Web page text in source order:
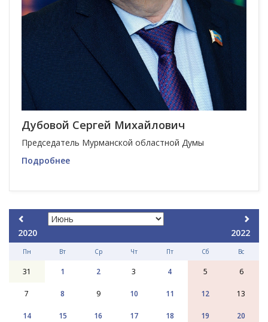
Дубовой Сергей Михайлович
Председатель Мурманской областной Думы
Подробнее
2020 2022
Пн Вт Ср Чт Пт Сб Вс
31 1 2 3 4 5 6
7 8 9 10 11 12 13
14 15 16 17 18 19 20